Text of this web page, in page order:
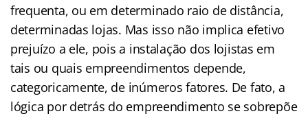
frequenta, ou em determinado raio de distância,
determinadas lojas. Mas isso não implica efetivo
prejuízo a ele, pois a instalação dos lojistas em
tais ou quais empreendimentos depende,
categoricamente, de inúmeros fatores. De fato, a
lógica por detrás do empreendimento se sobrepõe